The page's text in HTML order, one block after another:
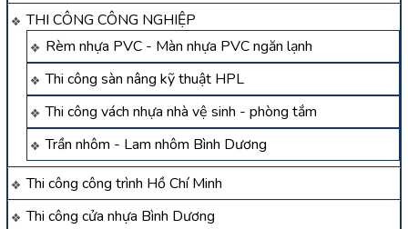
THI CÔNG CÔNG NGHIỆP
Rèm nhựa PVC - Màn nhựa PVC ngăn lạnh
Thi công sàn nâng kỹ thuật HPL
Thi công vách nhựa nhà vệ sinh - phòng tắm
Trần nhôm - Lam nhôm Bình Dương
Thi công công trình Hồ Chí Minh
Thi công cửa nhựa Bình Dương